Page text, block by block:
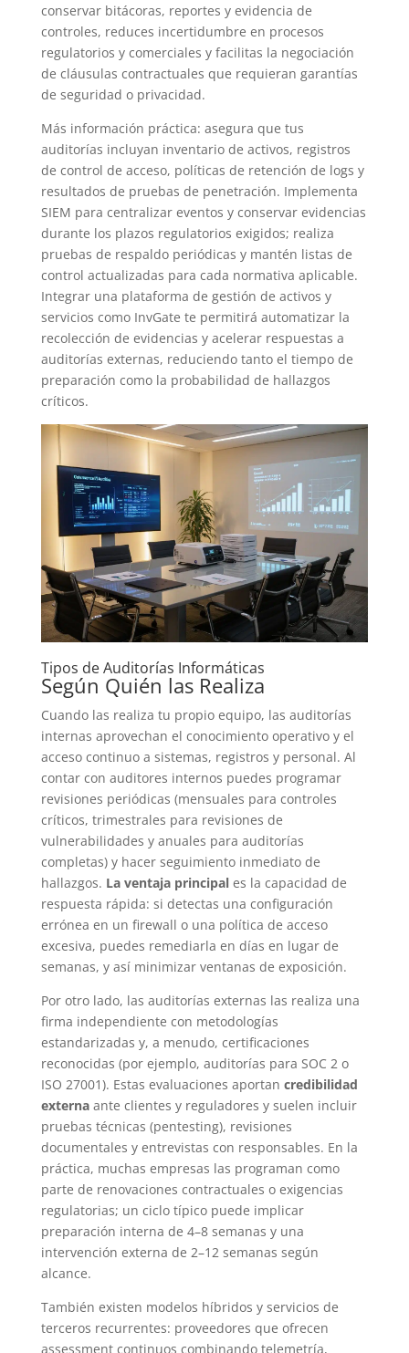
conservar bitácoras, reportes y evidencia de
controles, reduces incertidumbre en procesos
regulatorios y comerciales y facilitas la negociación
de cláusulas contractuales que requieran garantías
de seguridad o privacidad.
Más información práctica: asegura que tus
auditorías incluyan inventario de activos, registros
de control de acceso, políticas de retención de logs y
resultados de pruebas de penetración. Implementa
SIEM para centralizar eventos y conservar evidencias
durante los plazos regulatorios exigidos; realiza
pruebas de respaldo periódicas y mantén listas de
control actualizadas para cada normativa aplicable.
Integrar una plataforma de gestión de activos y
servicios como InvGate te permitirá automatizar la
recolección de evidencias y acelerar respuestas a
auditorías externas, reduciendo tanto el tiempo de
preparación como la probabilidad de hallazgos
críticos.
Tipos de Auditorías Informáticas
Según Quién las Realiza
Cuando las realiza tu propio equipo, las auditorías
internas aprovechan el conocimiento operativo y el
acceso continuo a sistemas, registros y personal. Al
contar con auditores internos puedes programar
revisiones periódicas (mensuales para controles
críticos, trimestrales para revisiones de
vulnerabilidades y anuales para auditorías
completas) y hacer seguimiento inmediato de
hallazgos. La ventaja principales la capacidad de
respuesta rápida: si detectas una configuración
errónea en un firewall o una política de acceso
excesiva, puedes remediarla en días en lugar de
semanas, y así minimizar ventanas de exposición.
Por otro lado, las auditorías externas las realiza una
firma independiente con metodologías
estandarizadas y, a menudo, certificaciones
reconocidas (por ejemplo, auditorías para SOC 2 o
ISO 27001). Estas evaluaciones aportan credibilidad
externaante clientes y reguladores y suelen incluir
pruebas técnicas (pentesting), revisiones
documentales y entrevistas con responsables. En la
práctica, muchas empresas las programan como
parte de renovaciones contractuales o exigencias
regulatorias; un ciclo típico puede implicar
preparación interna de 4–8 semanas y una
intervención externa de 2–12 semanas según
alcance.
También existen modelos híbridos y servicios de
terceros recurrentes: proveedores que ofrecen
assessment continuos combinando telemetría,